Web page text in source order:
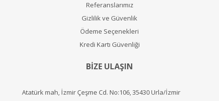
Referanslarımız
Gizlilik ve Güvenlik
Ödeme Seçenekleri
Kredi Kartı Güvenliği
BİZE ULAŞIN
Atatürk mah, İzmir Çeşme Cd. No:106, 35430 Urla/İzmir